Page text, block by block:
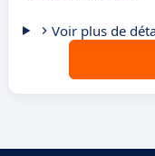
Voir plus de